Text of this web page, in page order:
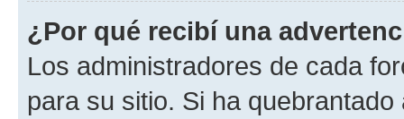
¿Por qué recibí una
Los administradores de cada
para su sitio. Si ha